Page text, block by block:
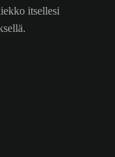
itsellesi